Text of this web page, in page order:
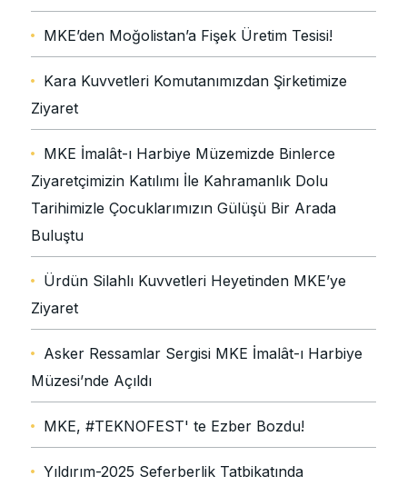
MKE’den Moğolistan’a Fişek Üretim Tesisi!
Kara Kuvvetleri Komutanımızdan Şirketimize
Ziyaret
MKE İmalât-ı Harbiye Müzemizde Binlerce
Ziyaretçimizin Katılımı İle Kahramanlık Dolu
Tarihimizle Çocuklarımızın Gülüşü Bir Arada
Buluştu
Ürdün Silahlı Kuvvetleri Heyetinden MKE’ye
Ziyaret
Asker Ressamlar Sergisi MKE İmalât-ı Harbiye
Müzesi’nde Açıldı
MKE, #TEKNOFEST' te Ezber Bozdu!
Yıldırım-2025 Seferberlik Tatbikatında